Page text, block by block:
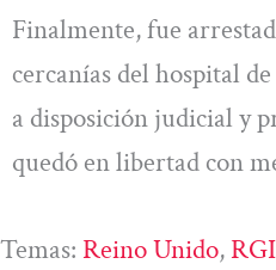
Finalmente, fue
cercanías del hospital
a disposición judicial y
quedó en libertad con
Temas: Reino Unido, RGI